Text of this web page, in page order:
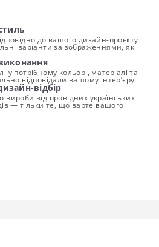
до вашого дизайн-проєкту
варіанти за зображеннями, які
у потрібному кольорі, матеріалі та
відповідали вашому інтер’єру.
відбір
від провідних українських
— тільки те, що варте вашого